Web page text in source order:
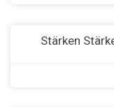
Stärken